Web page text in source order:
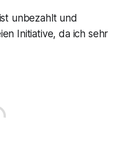
unbezahlt und
Initiative, da ich sehr